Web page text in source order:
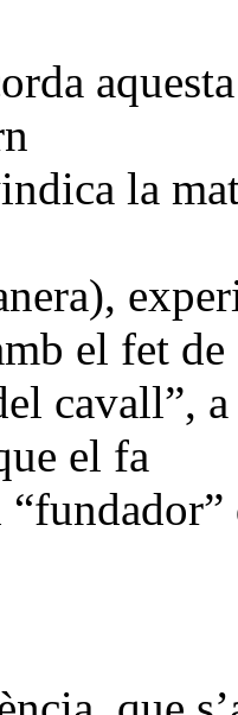
la
el fet de
cavall”,
el fa